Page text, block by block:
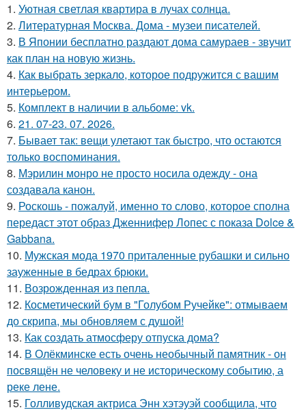
1. Уютная светлая квартира в лучах солнца.
2. Литературная Москва. Дома - музеи писателей.
3. В Японии бесплатно раздают дома самураев - звучит
как план на новую жизнь.
4. Как выбрать зеркало, которое подружится с вашим
интерьером.
5. Комплект в наличии в альбоме: vk.
6. 21. 07-23. 07. 2026.
7. Бывает так: вещи улетают так быстро, что остаются
только воспоминания.
8. Мэрилин монро не просто носила одежду - она
создавала канон.
9. Роскошь - пожалуй, именно то слово, которое сполна
передаст этот образ Дженнифер Лопес с показа Dolce &
Gabbana.
10. Мужская мода 1970 приталенные рубашки и сильно
зауженные в бедрах брюки.
11. Возрожденная из пепла.
12. Косметический бум в "Голубом Ручейке": отмываем
до скрипа, мы обновляем с душой!
13. Как создать атмосферу отпуска дома?
14. В Олёкминске есть очень необычный памятник - он
посвящён не человеку и не историческому событию, а
реке лене.
15. Голливудская актриса Энн хэтэуэй сообщила, что